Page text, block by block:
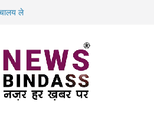
ले
की संदिग्ध
ने 280